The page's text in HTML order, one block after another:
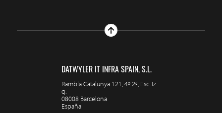
DATWYLER IT INFRA SPAIN, S.L.
Rambla Catalunya 121, 4º 2ª, Esc. Iz
q.
08008 Barcelona
España